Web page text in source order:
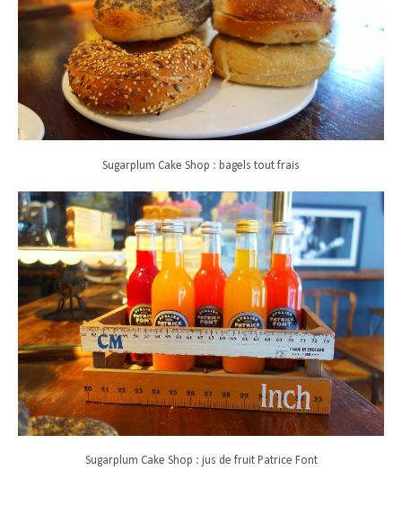
Sugarplum Cake Shop : bagels tout frais
Sugarplum Cake Shop : jus de fruit Patrice Font